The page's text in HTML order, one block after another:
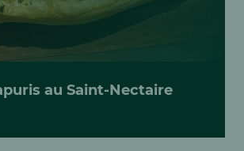
au Saint-Nectaire